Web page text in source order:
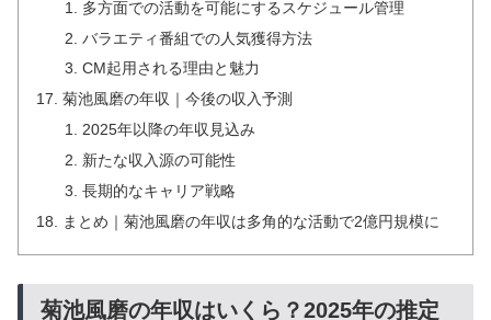
多方面での活動を可能にするスケジュール管理
バラエティ番組での人気獲得方法
CM起用される理由と魅力
菊池風磨の年収｜今後の収入予測
2025年以降の年収見込み
新たな収入源の可能性
長期的なキャリア戦略
まとめ｜菊池風磨の年収は多角的な活動で2億円規模に
菊池風磨の年収はいくら？2025年の推定